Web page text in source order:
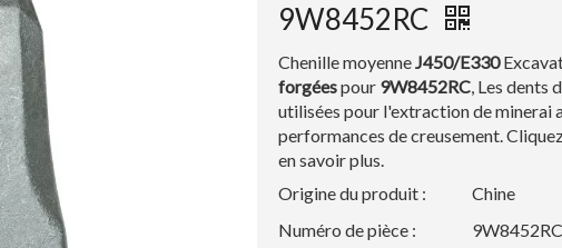
9W8452RC
Chenille moyenneJ450/E330
forgéespour 9W8452RC, Les dents
utilisées pour l'extraction de minerai
performances de creusement.
en savoir plus.
Origine du produit :
Chine
Numéro de pièce :
9W8452RC